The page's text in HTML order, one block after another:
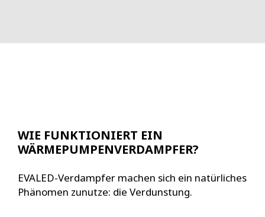
WIE FUNKTIONIERT EIN
WÄRMEPUMPENVERDAMPFER?
EVALED-Verdampfer machen sich ein natürliches
Phänomen zunutze: die Verdunstung.